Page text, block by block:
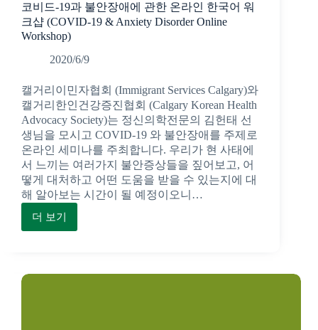
헬
스
페
어
의
료
커
리
어
페
어
를
성
에
코비드-19과 불안장애에 관한 온라인 한국어 워
크샵 (COVID-19 & Anxiety Disorder Online
Workshop)
2020/6/9
캘거리이민자협회 (Immigrant Services Calgary)와
캘거리한인건강증진협회 (Calgary Korean Health
Advocacy Society)는 정신의학전문의 김헌태 선
생님을 모시고 COVID-19 와 불안장애를 주제로
온라인 세미나를 주최합니다. 우리가 현 사태에
서 느끼는 여러가지 불안증상들을 짚어보고, 어
떻게 대처하고 어떤 도움을 받을 수 있는지에 대
해 알아보는 시간이 될 예정이오니…
더 보기
코
과